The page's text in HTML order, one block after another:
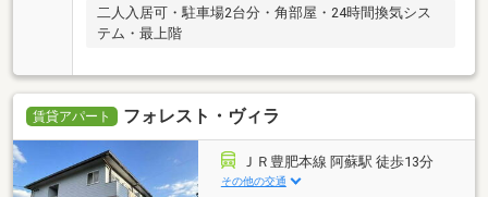
二人入居可・駐車場2台分・角部屋・24時間換気シス
テム・最上階
賃貸アパート フォレスト・ヴィラ
ＪＲ豊肥本線 阿蘇駅 徒歩13分
その他の交通